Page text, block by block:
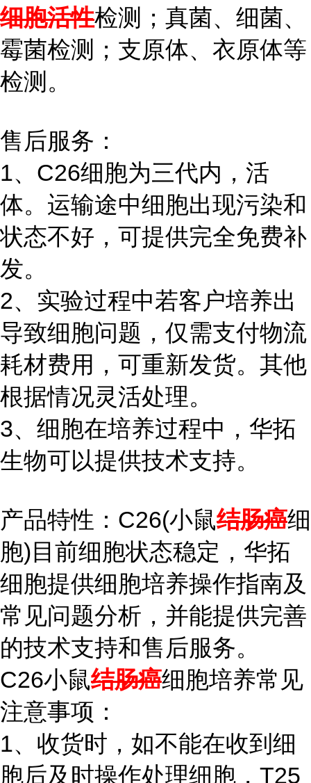
细胞活性检测；真菌、细菌、
霉菌检测；支原体、衣原体等
检测。
售后服务：
1、C26细胞为三代内，活
体。运输途中细胞出现污染和
状态不好，可提供完全免费补
发。
2、实验过程中若客户培养出
导致细胞问题，仅需支付物流
耗材费用，可重新发货。其他
根据情况灵活处理。
3、细胞在培养过程中，华拓
生物可以提供技术支持。
产品特性：C26(小鼠结肠癌细
胞)目前细胞状态稳定，华拓
细胞提供细胞培养操作指南及
常见问题分析，并能提供完善
的技术支持和售后服务。
C26小鼠结肠癌细胞培养常见
注意事项：
1、收货时，如不能在收到细
胞后及时操作处理细胞，T25